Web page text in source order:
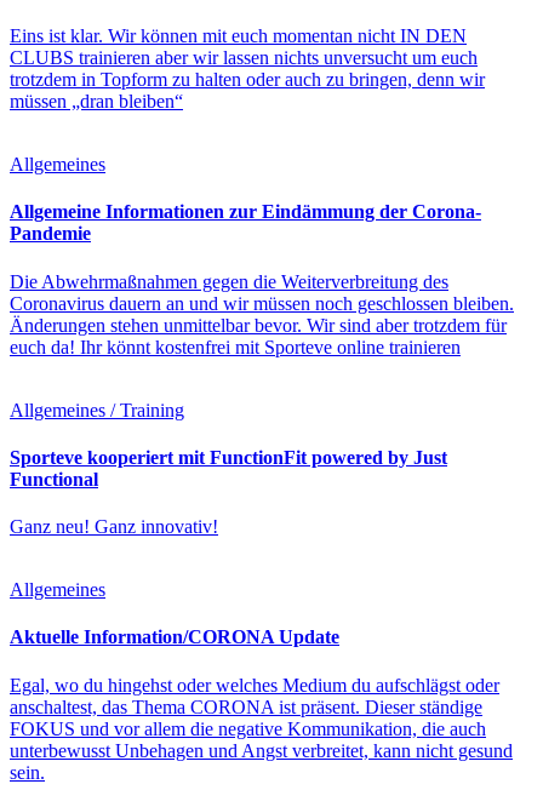
Eins ist klar. Wir können mit euch momentan nicht IN DEN
CLUBS trainieren aber wir lassen nichts unversucht um euch
trotzdem in Topform zu halten oder auch zu bringen, denn wir
müssen „dran bleiben“
Allgemeines
Allgemeine Informationen zur Eindämmung der Corona-
Pandemie
Die Abwehrmaßnahmen gegen die Weiterverbreitung des
Coronavirus dauern an und wir müssen noch geschlossen bleiben.
Änderungen stehen unmittelbar bevor. Wir sind aber trotzdem für
euch da! Ihr könnt kostenfrei mit Sporteve online trainieren
Allgemeines / Training
Sporteve kooperiert mit FunctionFit powered by Just
Functional
Ganz neu! Ganz innovativ!
Allgemeines
Aktuelle Information/CORONA Update
Egal, wo du hingehst oder welches Medium du aufschlägst oder
anschaltest, das Thema CORONA ist präsent. Dieser ständige
FOKUS und vor allem die negative Kommunikation, die auch
unterbewusst Unbehagen und Angst verbreitet, kann nicht gesund
sein.